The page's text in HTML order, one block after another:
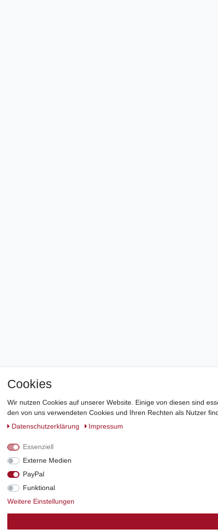
Cookies
Wir nutzen Cookies auf unserer Website. Einige von diesen sind
den von uns verwendeten Cookies und Ihren Rechten als Nutzer
Daten­schutz­erklärung
Impressum
Essenziell
Externe Medien
PayPal
Funktional
Weitere Einstellungen